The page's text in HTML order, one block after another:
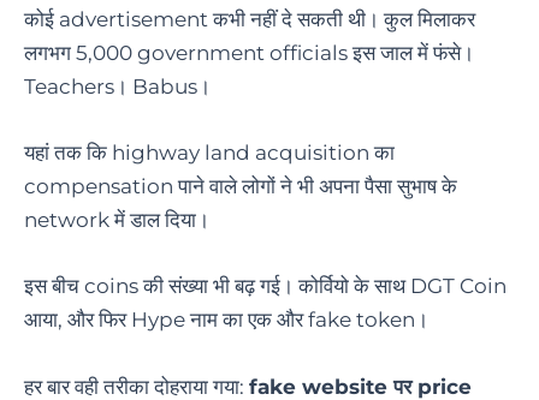
कोई advertisement कभी नहीं दे सकती थी। कुल मिलाकर
लगभग 5,000 government officials इस जाल में फंसे।
Teachers। Babus।
यहां तक कि highway land acquisition का
compensation पाने वाले लोगों ने भी अपना पैसा सुभाष के
network में डाल दिया।
इस बीच coins की संख्या भी बढ़ गई। कोर्वियो के साथ DGT Coin
आया, और फिर Hype नाम का एक और fake token।
हर बार वही तरीका दोहराया गया: fake website पर price